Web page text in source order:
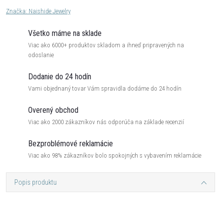
Značka: Naishide Jewelry
Všetko máme na sklade
Viac ako 6000+ produktov skladom a ihneď pripravených na
odoslanie
Dodanie do 24 hodín
Vami objednaný tovar Vám spravidla dodáme do 24 hodín
Overený obchod
Viac ako 2000 zákazníkov nás odporúča na základe recenzií
Bezproblémové reklamácie
Viac ako 98% zákazníkov bolo spokojných s vybavením reklamácie
Popis produktu